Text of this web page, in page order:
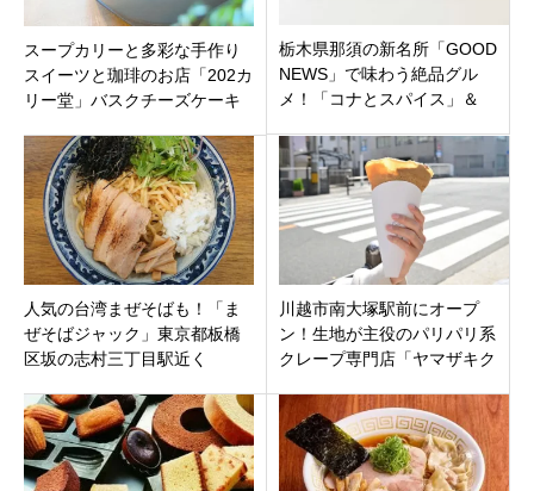
スープカリーと多彩な手作り
スイーツと珈琲のお店「202カ
リー堂」バスクチーズケーキ
沢駅すぐに
栃木県那須の新名所「GOOD
NEWS」で味わう絶品グル
メ！「コナとスパイス」＆
説。
人気の台湾まぜそばも！「ま
ぜそばジャック」東京都板橋
区坂の志村三丁目駅近く
川越市南大塚駅前にオープ
ン！生地が主役のパリパリ系
クレープ専門店「ヤマザキク
粉と全粒粉の味わい